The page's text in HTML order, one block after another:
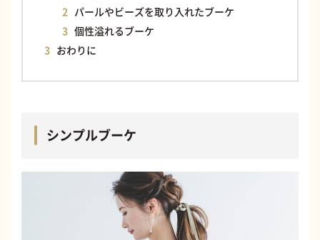
パールやビーズを取り入れたブーケ
個性溢れるブーケ
おわりに
シンプルブーケ